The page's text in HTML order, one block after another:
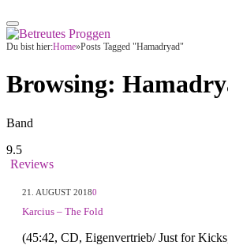
Du bist hier:Home»Posts Tagged "Hamadryad"
Browsing:
Band
9.5
Reviews
21. AUGUST 20180
Karcius – The Fold
(45:42, CD, Eigenvertrieb/ Just for